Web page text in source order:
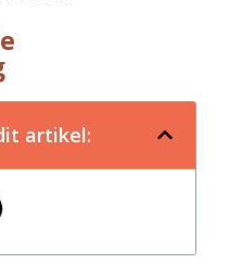
artikel: